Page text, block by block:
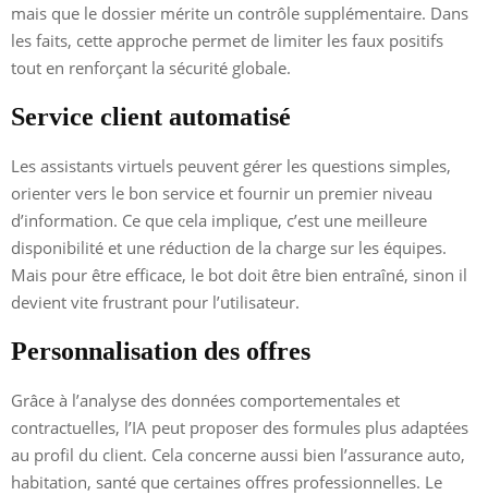
mais que le dossier mérite un contrôle supplémentaire. Dans
les faits, cette approche permet de limiter les faux positifs
tout en renforçant la sécurité globale.
Service client automatisé
Les assistants virtuels peuvent gérer les questions simples,
orienter vers le bon service et fournir un premier niveau
d’information. Ce que cela implique, c’est une meilleure
disponibilité et une réduction de la charge sur les équipes.
Mais pour être efficace, le bot doit être bien entraîné, sinon il
devient vite frustrant pour l’utilisateur.
Personnalisation des offres
Grâce à l’analyse des données comportementales et
contractuelles, l’IA peut proposer des formules plus adaptées
au profil du client. Cela concerne aussi bien l’assurance auto,
habitation, santé que certaines offres professionnelles. Le